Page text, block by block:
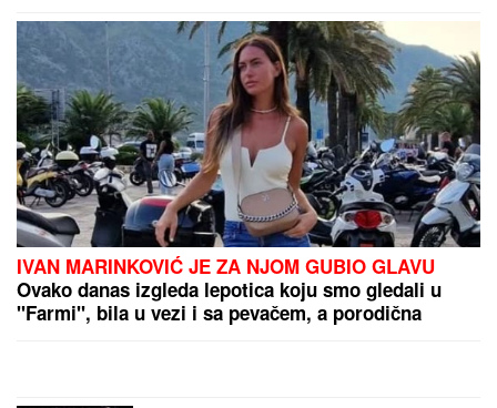
Lokalci bi voleli da niko ne sazna za ovaj SKRIVENI